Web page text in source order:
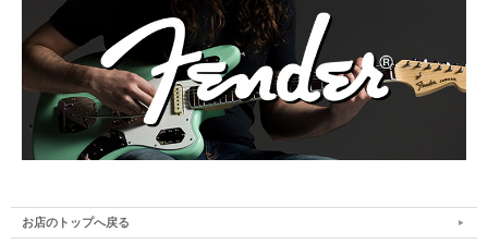
お店のトップへ戻る